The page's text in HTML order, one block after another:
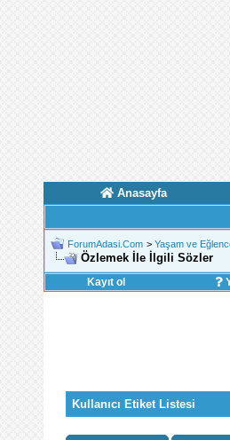
Anasayfa
ForumAdasi.Com > Yaşam ve
Özlemek İle İlgili Sözler
Kayıt ol
Kullanıcı Etiket Listesi